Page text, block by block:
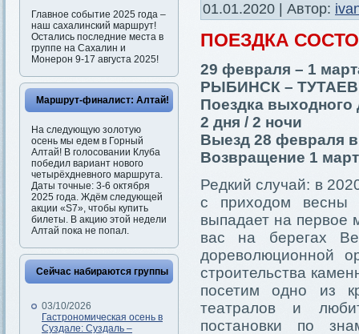
Главное событие 2025 года –
наш сахалинский маршрут!
Остались последние места в
группе на Сахалин и
Монерон 9-17 августа 2025!
Маршрут-финалист: Алтай!
На следующую золотую
осень мы едем в Горный
Алтай! В голосовании Клуба
победил вариант нового
четырёхдневного маршрута.
Даты точные: 3-6 октября
2025 года. Ждём следующей
акции «S7», чтобы купить
билеты. В акцию этой недели
Алтай пока не попал.
Сейчас набираются группы
03/10/2026
Гастрономическая осень в
Суздале: Суздаль –
01.01.2020 | Автор:
ПОЕЗДКА
29 февраля – 1
РЫБИНСК –
Поездка выходного
2 дня / 2 ночи
Выезд 28 февраля в
Возвращение 1
Редкий случай: в
с приходом весны
выпадает на первое
вас на берегах
дореволюционной
строительства
посетим одно из
театралов и
постановки по